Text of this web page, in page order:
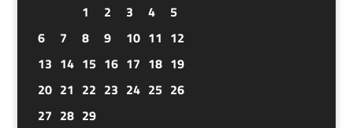
1
2 3 4
5
6
7 8 9 10 11 12
13 14 15 16 17 18 19
20 21 22 23 24 25 26
27 28 29